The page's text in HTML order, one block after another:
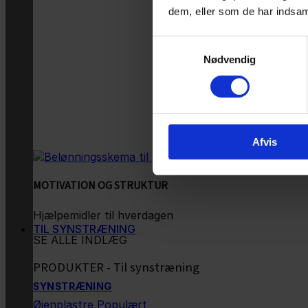
dem, eller som de har
Nødvendig
Afvis
MOTIVATION OG STRUKTUR
Hjælpemidler til hverdagen
SE ALLE INDLÆG
TIL SYNSTRÆNING
PRODUKTER - Til synstræning
SYNSTRÆNING
Øjenplastre